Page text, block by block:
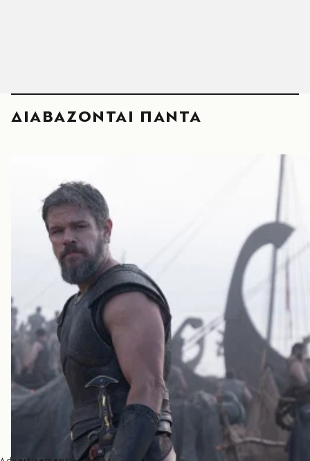
ΔΙΑΒΑΖΟΝΤΑΙ ΠΑΝΤΑ